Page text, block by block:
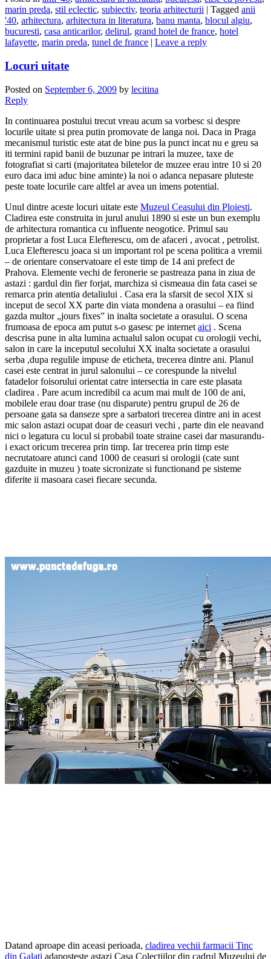
marin preda, stil eclectic, subiectiv, teoria arhitecturii | Tagged anii
'40, arhitectura, arhitectura in literatura, banu manta, blocul algiu,
bucuresti, casa anticarilor, delirul, grand hotel de france, hotel
lafayette, marin preda, tunel de france | Leave a reply
Locuri uitate
Posted on September 6, 2009 by lecitina
Reply
In continuarea postului trecut vreau acum sa vorbesc si despre
locurile uitate si prea putin promovate de langa noi. Daca in Praga
mecanismul turistic este atat de bine pus la punct incat nu e greu sa
iti termini rapid banii de buzunar pe intrari la muzee, taxe de
fotografiat si carti (majoritatea biletelor de muzee erau intre 10 si 20
euro daca imi aduc bine aminte) la noi o adanca nepasare pluteste
peste toate locurile care altfel ar avea un imens potential.
Unul dintre aceste locuri uitate este Muzeul Ceasului din Ploiesti.
Cladirea este construita in jurul anului 1890 si este un bun exemplu
de arhitectura romantica cu influente neogotice. Primul sau
proprietar a fost Luca Elefterescu, om de afaceri , avocat , petrolist.
Luca Elefterescu joaca si un important rol pe scena politica a vremii
– de orientare conservatoare el este timp de 14 ani prefect de
Prahova. Elemente vechi de feronerie se pastreaza pana in ziua de
astazi : gardul din fier forjat, marchiza si cismeaua din fata casei se
remarca prin atentia detaliului . Casa era la sfarsit de secol XIX si
inceput de secol XX parte din viata mondena a orasului – ea fiind
gazda multor „jours fixes” in inalta societate a orasului. O scena
frumoasa de epoca am putut s-o gasesc pe internet aici . Scena
descrisa pune in alta lumina actualul salon ocupat cu orologii vechi,
salon in care la inceputul secolului XX inalta societate a orasului
serba ,dupa regulile impuse de eticheta, trecerea dintre ani. Planul
casei este centrat in jurul salonului – ce corespunde la nivelul
fatadelor foisorului orientat catre intersectia in care este plasata
cladirea . Pare acum incredibil ca acum mai mult de 100 de ani,
mobilele erau doar trase (nu disparute) pentru grupul de 26 de
persoane gata sa danseze spre a sarbatori trecerea dintre ani in acest
mic salon astazi ocupat doar de ceasuri vechi , parte din ele neavand
nici o legatura cu locul si probabil toate straine casei dar masurandu-
i exact oricum trecerea prin timp. Iar trecerea prin timp este
necrutatoare atunci cand 1000 de ceasuri si orologii (cate sunt
gazduite in muzeu ) toate sicronizate si functionand pe sisteme
diferite ii masoara casei fiecare secunda.
Datand aproape din aceasi perioada, cladirea vechii farmacii Tinc
din Galati adaposteste astazi Casa Colectiilor din cadrul Muzeului de